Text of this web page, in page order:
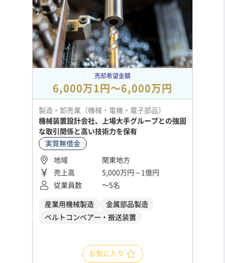
売却希望金額
6,000万1円〜6,000万円
製造・卸売業（機械・電機・電子部品）
機械装置設計会社、上場大手グループとの強固
な取引関係と高い技術力を保有
実質無借金
地域
関東地方
売上高
5,000万円～1億円
従業員数
〜5名
産業用機械製造
金属部品製造
ベルトコンベアー・搬送装置
お気に入り